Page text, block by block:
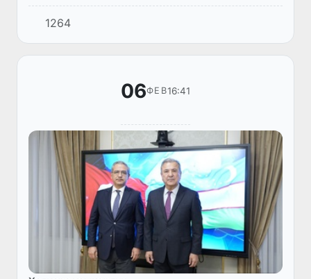
вазири Биньямин Нетаньяху Ғазога
етказилган 100 миллиард доллар зарарни
қоплаши керак.
1264
06ФЕВ16:41